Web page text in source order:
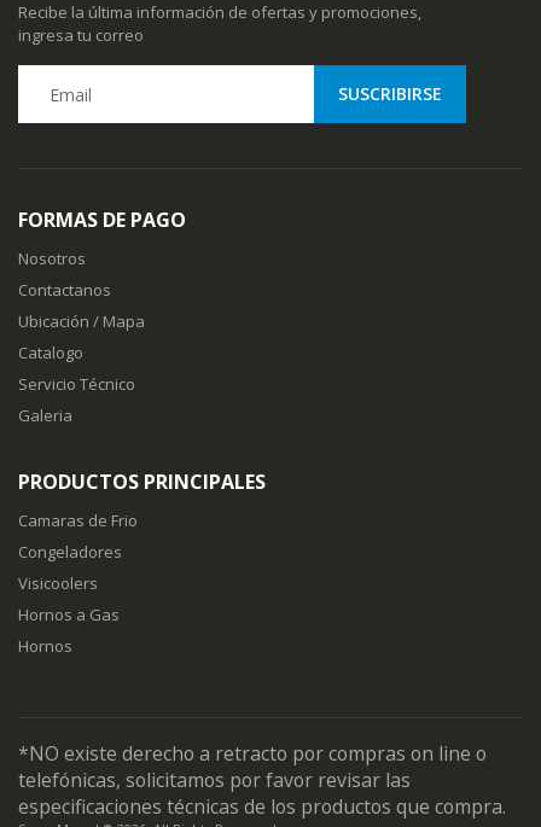
Recibe la última información de ofertas y promociones,
ingresa tu correo
FORMAS DE PAGO
Nosotros
Contactanos
Ubicación / Mapa
Catalogo
Servicio Técnico
Galeria
PRODUCTOS PRINCIPALES
Camaras de Frio
Congeladores
Visicoolers
Hornos a Gas
Hornos
*NO existe derecho a retracto por compras on line o
telefónicas, solicitamos por favor revisar las
especificaciones técnicas de los productos que compra.